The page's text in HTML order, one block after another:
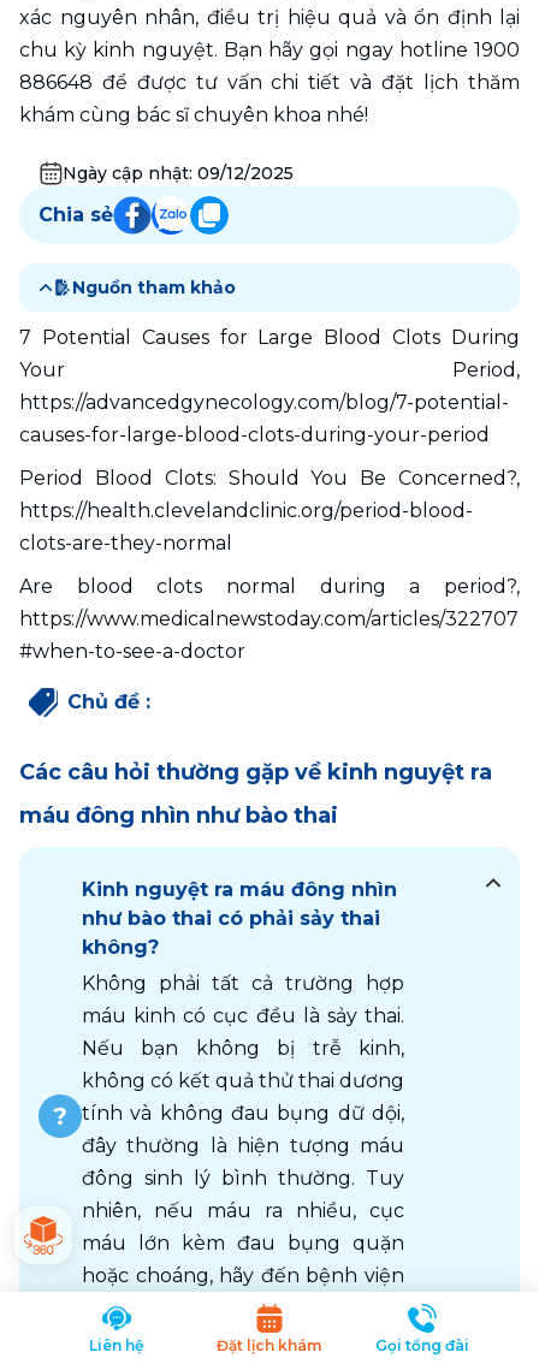
xác nguyên nhân, điều trị hiệu quả và ổn định lại
chu kỳ kinh nguyệt. Bạn hãy gọi ngay hotline 1900
886648 để được tư vấn chi tiết và đặt lịch thăm
khám cùng bác sĩ chuyên khoa nhé!
Ngày cập nhật: 09/12/2025
Chia sẻ
Nguồn tham khảo
7 Potential Causes for Large Blood Clots During
Your Period,
https://advancedgynecology.com/blog/7-potential-
causes-for-large-blood-clots-during-your-period
Period Blood Clots: Should You Be Concerned?,
https://health.clevelandclinic.org/period-blood-
clots-are-they-normal
Are blood clots normal during a period?,
https://www.medicalnewstoday.com/articles/322707
#when-to-see-a-doctor
Chủ đề :
Các câu hỏi thường gặp về kinh nguyệt ra
máu đông nhìn như bào thai
Kinh nguyệt ra máu đông nhìn
như bào thai có phải sảy thai
không?
Không phải tất cả trường hợp
máu kinh có cục đều là sảy thai.
Nếu bạn không bị trễ kinh,
không có kết quả thử thai dương
tính và không đau bụng dữ dội,
đây thường là hiện tượng máu
đông sinh lý bình thường. Tuy
nhiên, nếu máu ra nhiều, cục
máu lớn kèm đau bụng quặn
hoặc choáng, hãy đến bệnh viện
ngay để kiểm tra khả năng sảy
thai sớm hoặc thai ngoài tử cung.
Liên hệ Đặt lịch khám Gọi tổng đài